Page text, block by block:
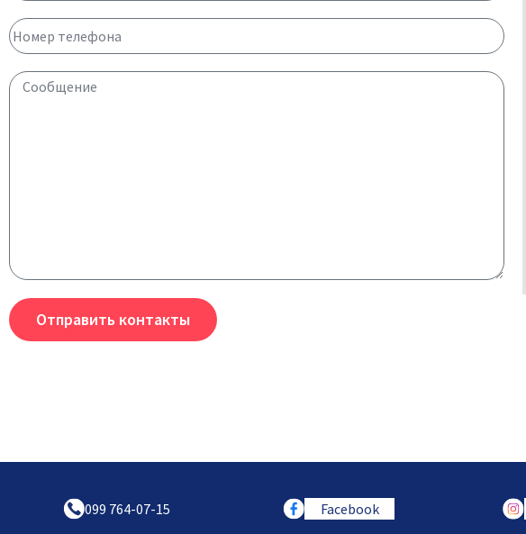
Отправить контакты
099 764-07-15 Facebook